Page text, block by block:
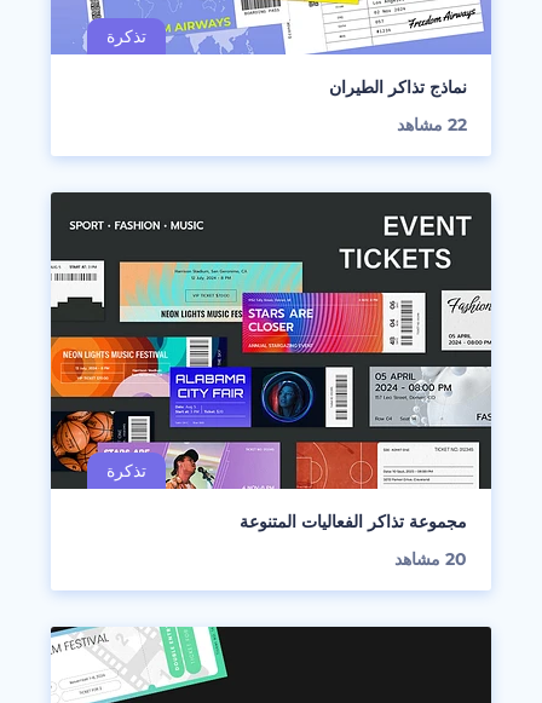
نماذج تذاكر الطيران
22 مشاهد
مجموعة تذاكر الفعاليات المتنوعة
20 مشاهد